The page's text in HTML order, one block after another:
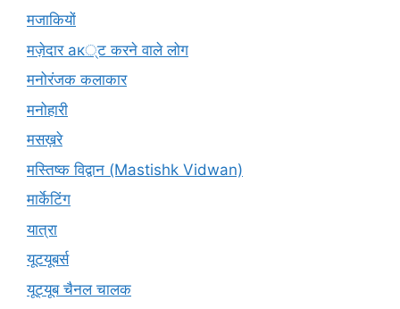
मजाकियों
मज़ेदार ак्ट करने वाले लोग
मनोरंजक कलाकार
मनोहारी
मसख़रे
मस्तिष्क विद्वान (Mastishk Vidwan)
मार्केटिंग
यात्रा
यूटयूबर्स
यूट्यूब चैनल चालक